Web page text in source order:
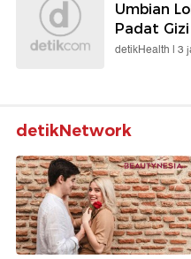
Umbian
Padat Gizi
detikHealth | 3
detikNetwork